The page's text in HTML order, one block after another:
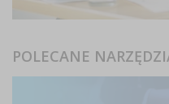
POLECANE